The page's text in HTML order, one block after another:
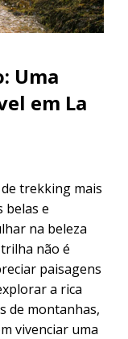
De
Uma
em La
trekking mais
belas e
na beleza
não é
paisagens
a rica
de montanhas,
vivenciar uma